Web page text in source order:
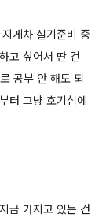
지게차 실기준비 중
고 싶어서 딴 건
공부 안 해도 되
터 그냥 호기심에
금 가지고 있는 건